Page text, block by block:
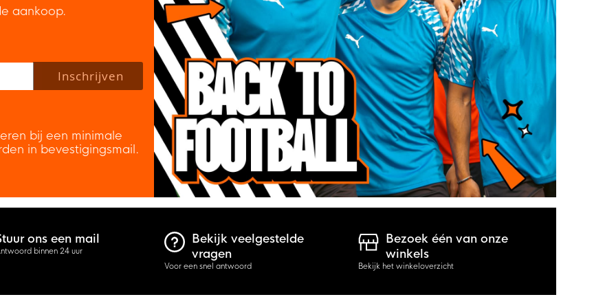
aankoop.
policy to subscribe to our newsletter.
Inschrijven
bij een minimale
in bevestigingsmail.
ons een mail
binnen 24 uur
Bekijk veelgestelde
vragen
Voor een snel antwoord
Bezoek één van onze
winkels
Bekijk het winkeloverzicht